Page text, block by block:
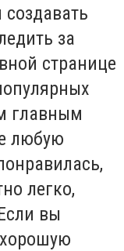
за
странице
главным
любую
легко,
вы